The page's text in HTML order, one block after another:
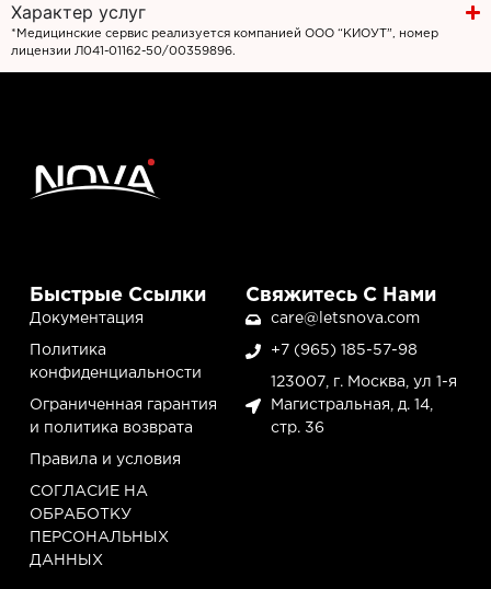
Характер услуг
*Медицинские сервис реализуется компанией ООО “КИОУТ”, номер
лицензии Л041-01162-50/00359896.
Быстрые Ссылки
Документация
Политика
конфиденциальности
Ограниченная гарантия
и политика возврата
Правила и условия
СОГЛАСИЕ НА
ОБРАБОТКУ
ПЕРСОНАЛЬНЫХ
ДАННЫХ
Свяжитесь С Нами
care@letsnova.com
+7 (965) 185-57-98
123007, г. Москва, ул 1-я
Магистральная, д. 14,
стр. 36